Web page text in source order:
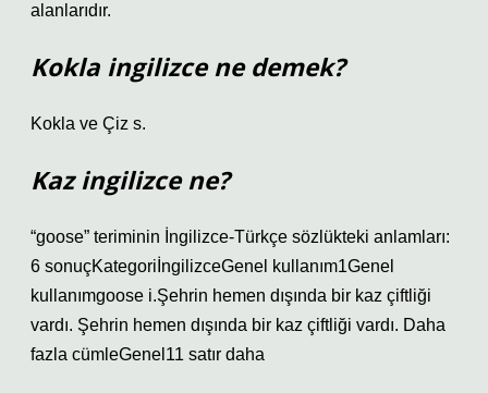
alanlarıdır.
Kokla ingilizce ne demek?
Kokla ve Çiz s.
Kaz ingilizce ne?
“goose” teriminin İngilizce-Türkçe sözlükteki anlamları:
6 sonuçKategoriİngilizceGenel kullanım1Genel
kullanımgoose i.Şehrin hemen dışında bir kaz çiftliği
vardı. Şehrin hemen dışında bir kaz çiftliği vardı. Daha
fazla cümleGenel11 satır daha